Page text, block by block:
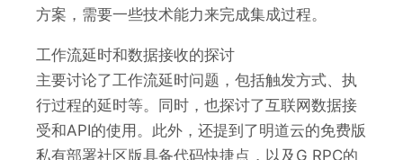
方案，需要一些技术能力来完成集成过程。
工作流延时和数据接收的探讨
主要讨论了工作流延时问题，包括触发方式、执
行过程的延时等。同时，也探讨了互联网数据接
受和API的使用。此外，还提到了明道云的免费版
私有部署社区版具备代码快捷点，以及G RPC的